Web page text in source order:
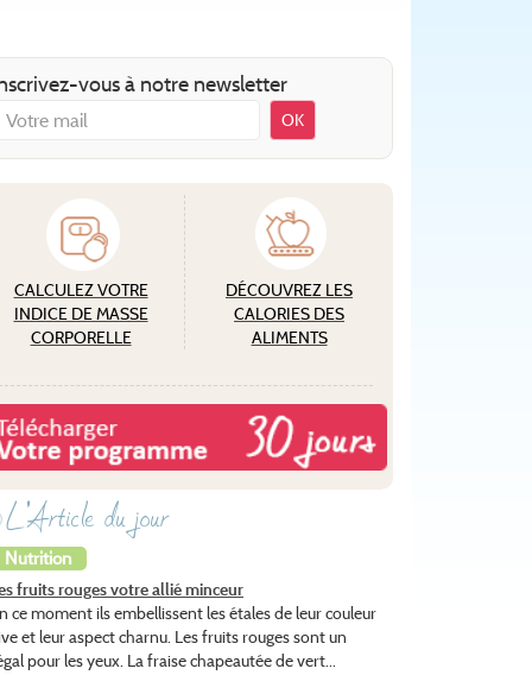
vous à notre newsletter
OK
CALCULEZ VOTRE
INDICE DE MASSE
CORPORELLE
DÉCOUVREZ LES
CALORIES DES
ALIMENTS
L'Article du jour
Nutrition
fruits rouges votre allié minceur
ce moment ils embellissent les étales de leur couleur
et leur aspect charnu. Les fruits rouges sont un
pour les yeux. La fraise chapeautée de vert...